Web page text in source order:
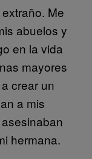
Me
abuelos y
en la vida
mayores
crear un
a mis
hermana.